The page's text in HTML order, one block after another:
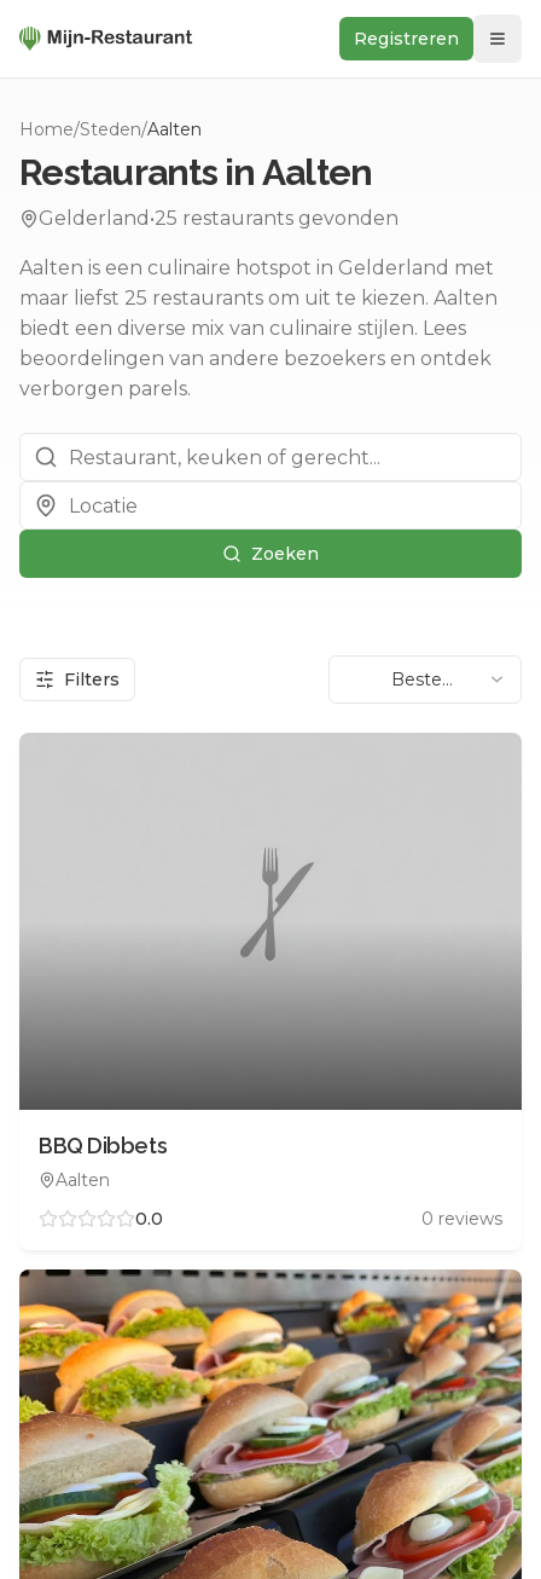
Registreren
In de buurt
Ontdek
Keukens
Foodwall
Reviews
Home/Steden/Aalten
Restaurants in Aalten
Gelderland •25 restaurants gevonden
Aalten is een culinaire hotspot in Gelderland met
maar liefst 25 restaurants om uit te kiezen. Aalten
biedt een diverse mix van culinaire stijlen. Lees
beoordelingen van andere bezoekers en ontdek
verborgen parels.
Zoeken
Filters
Beste
beoordeling
BBQ Dibbets
Aalten
0.0
0 reviews